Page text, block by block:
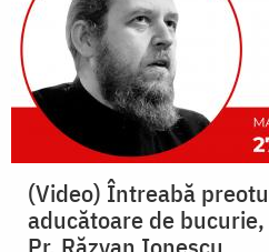
(Video) Întreabă
aducătoare de
Pr. Răzvan Ionescu